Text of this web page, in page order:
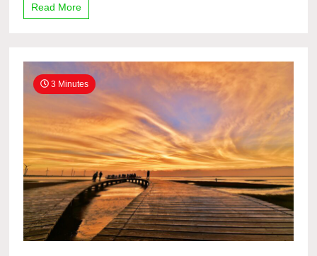
Read More
3 Minutes